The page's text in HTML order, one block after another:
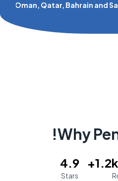
Oman, Qatar, Bahrain and
Why
1.2k+
4.9
Stars